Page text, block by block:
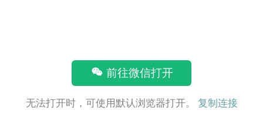
前往微信打开
无法打开时，可使用默认浏览器打开。 复制连接